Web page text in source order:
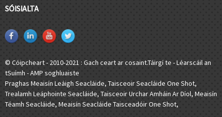
SÓISIALTA
© Cóipcheart - 2010-2021 : Gach ceart ar cosaint.Táirgí te -Léarscáil an
tSuímh -AMP soghluaiste
Praghas Meaisín Leáigh Seacláide, Taisceoir Seacláide One Shot,
Trealamh Leáphointe Seacláide, Taisceoir Urchar Amháin Ar Díol, Meaisín
Téamh Seacláide, Meaisín Seacláide Taisceadóir One Shot,